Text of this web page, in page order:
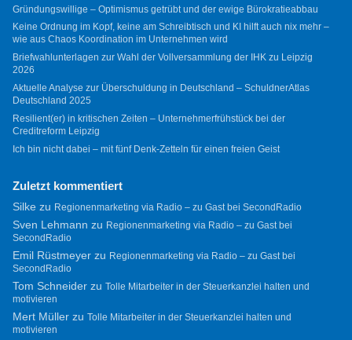
Gründungswillige – Optimismus getrübt und der ewige Bürokratieabbau
Keine Ordnung im Kopf, keine am Schreibtisch und KI hilft auch nix mehr –
wie aus Chaos Koordination im Unternehmen wird
Briefwahlunterlagen zur Wahl der Vollversammlung der IHK zu Leipzig
2026
Aktuelle Analyse zur Überschuldung in Deutschland – SchuldnerAtlas
Deutschland 2025
Resilient(er) in kritischen Zeiten – Unternehmerfrühstück bei der
Creditreform Leipzig
Ich bin nicht dabei – mit fünf Denk-Zetteln für einen freien Geist
Zuletzt kommentiert
Silkezu Regionenmarketing via Radio – zu Gast bei SecondRadio
Sven Lehmann zu Regionenmarketing via Radio – zu Gast bei
SecondRadio
Emil Rüstmeyerzu Regionenmarketing via Radio – zu Gast bei
SecondRadio
Tom Schneiderzu Tolle Mitarbeiter in der Steuerkanzlei halten und
motivieren
Mert Müllerzu Tolle Mitarbeiter in der Steuerkanzlei halten und
motivieren